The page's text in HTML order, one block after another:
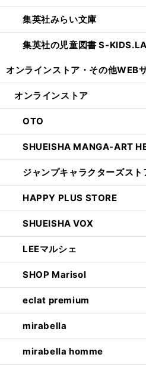
集英社みらい文庫
集英社の児童図書 S-
オンラインストア・ その他WEB
オンラインストア
OTO
SHUEISHA MANGA-ART
ジャンプキャラクターズスト
HAPPY PLUS STORE
SHUEISHA VOX
LEEマルシェ
SHOP Marisol
eclat premium
mirabella
mirabella homme